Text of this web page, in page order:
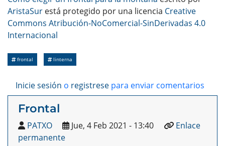
AristaSur está protegido por una licencia Creative
Commons Atribución-NoComercial-SinDerivadas 4.0
Internacional
frontal linterna
Inicie sesión o registrese para enviar comentarios
Frontal
PATXO Jue, 4 Feb 2021 - 13:40
Enlace
permanente